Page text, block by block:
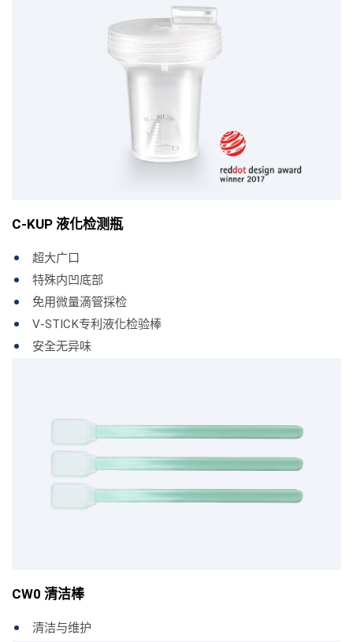
C-KUP 液化检测瓶
超大广口
特殊内凹底部
免用微量滴管採检
V-STICK专利液化检验棒
安全无异味
CW0 清洁棒
清洁与维护